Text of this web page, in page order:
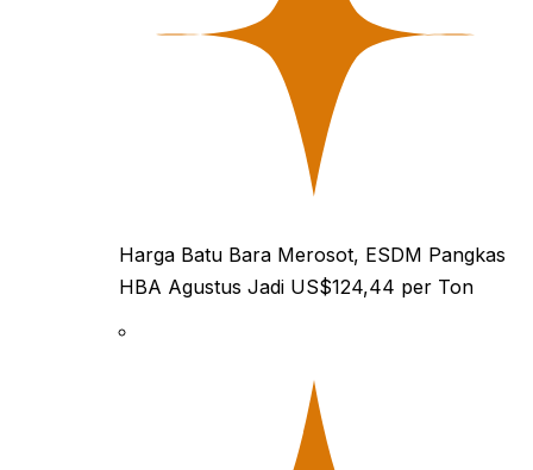
Harga Batu Bara Merosot, ESDM Pangkas
HBA Agustus Jadi US$124,44 per Ton